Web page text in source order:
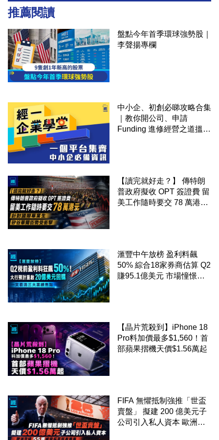
推薦閱讀
盤點今年首季環球強勢股｜
李聲揚專欄
中小企、初創必睇攻略合集
｜教你開公司、申請
Funding 進修經營之道搵大
【讀完就好走？】 傳特朗
普政府擬收 OPT 簽證費 留
美工作隨時要交 78 萬港元
滙豐中午放榜 盈利料飆
50% 綜合18家券商估算 Q2
賺95.1億美元 市場憧憬重
【晶片荒殺到】iPhone 18
Pro料加價最多$1,560！首
部蘋果摺機天價$1.56萬起
FIFA 無懼抵制強推「世盃
賣盤」 擬建 200 億美元子
公司引入私人資本 歐洲足